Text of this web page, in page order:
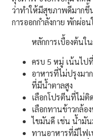
ว่าทำให้มีสุขภาพดีมากขึ้
การออกกำลังกาย พักผ่อ
หลักการเบื้องต้นในก
ครบ 5 หมู่ เน้นไป
อาหารที่ไม่ปรุงมา
ที่มีน้ำตาลสูง
เลือกโปรตีนที่ไม่ติ
เลือกทานข้าวกล้อ
ไขมันดี เช่น น้ำมัน
ทานอาหารที่มีไฟ